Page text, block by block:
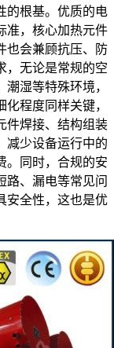
的根基。优质的电
准，核心加热元件
也会兼顾抗压、防
，无论是常规的空
湿等特殊环境，
程度同样关键，
件焊接、结构组装
减少设备运行中的
。同时，合规的安
路、漏电等常见问
安全性，这也是优